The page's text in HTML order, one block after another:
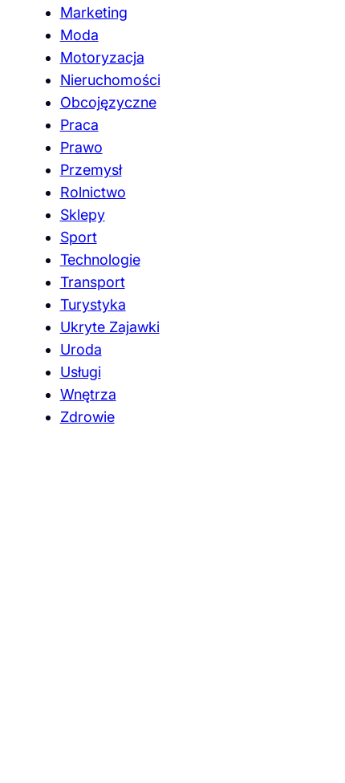
Marketing
Moda
Motoryzacja
Nieruchomości
Obcojęzyczne
Praca
Prawo
Przemysł
Rolnictwo
Sklepy
Sport
Technologie
Transport
Turystyka
Ukryte Zajawki
Uroda
Usługi
Wnętrza
Zdrowie